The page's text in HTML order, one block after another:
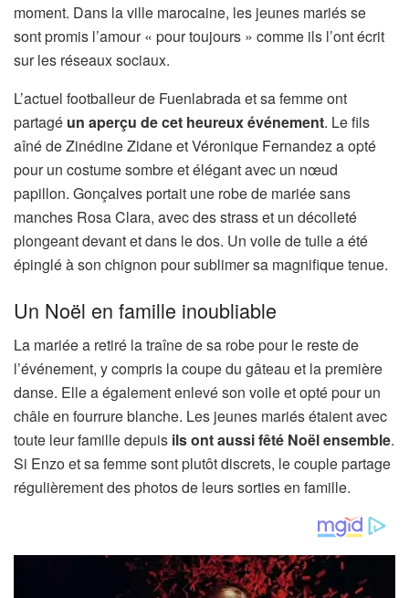
moment. Dans la ville marocaine, les jeunes mariés se
sont promis l’amour « pour toujours » comme ils l’ont écrit
sur les réseaux sociaux.
L’actuel footballeur de Fuenlabrada et sa femme ont
partagé un aperçu de cet heureux événement. Le fils
aîné de Zinédine Zidane et Véronique Fernandez a opté
pour un costume sombre et élégant avec un nœud
papillon. Gonçalves portait une robe de mariée sans
manches Rosa Clara, avec des strass et un décolleté
plongeant devant et dans le dos. Un voile de tulle a été
épinglé à son chignon pour sublimer sa magnifique tenue.
Un Noël en famille inoubliable
La mariée a retiré la traîne de sa robe pour le reste de
l’événement, y compris la coupe du gâteau et la première
danse. Elle a également enlevé son voile et opté pour un
châle en fourrure blanche. Les jeunes mariés étaient avec
toute leur famille depuis ils ont aussi fêté Noël ensemble.
Si Enzo et sa femme sont plutôt discrets, le couple partage
régulièrement des photos de leurs sorties en famille.